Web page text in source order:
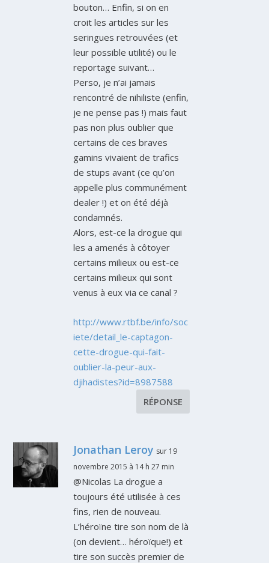
bouton… Enfin, si on en
croit les articles sur les
seringues retrouvées (et
leur possible utilité) ou le
reportage suivant…
Perso, je n’ai jamais
rencontré de nihiliste (enfin,
je ne pense pas !) mais faut
pas non plus oublier que
certains de ces braves
gamins vivaient de trafics
de stups avant (ce qu’on
appelle plus communément
dealer !) et on été déjà
condamnés.
Alors, est-ce la drogue qui
les a amenés à côtoyer
certains milieux ou est-ce
certains milieux qui sont
venus à eux via ce canal ?
http://www.rtbf.be/info/soc
iete/detail_le-captagon-
cette-drogue-qui-fait-
oublier-la-peur-aux-
djihadistes?id=8987588
RÉPONSE
Jonathan Leroy sur 19
novembre 2015 à 14 h 27 min
@Nicolas La drogue a
toujours été utilisée à ces
fins, rien de nouveau.
L’héroïne tire son nom de là
(on devient… héroïque!) et
tire son succès premier de